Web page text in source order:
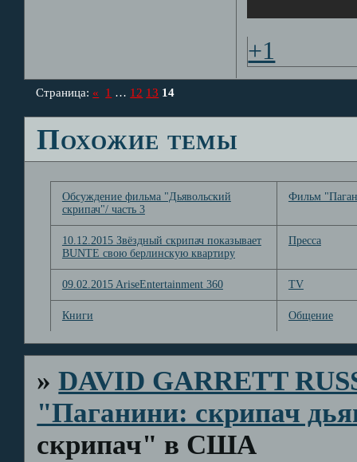
+1
Страница: « 1 … 12 13 14
Похожие темы
Обсуждение фильма "Дьявольский
скрипач"/ часть 3
Фильм
10.12.2015 Звёздный скрипач показывает
BUNTE свою берлинскую квартиру
Пресса
09.02.2015 AriseEntertainment 360 TV
Книги Общение
»DAVID GARRETT
"Паганини: скрипач
скрипач" в США